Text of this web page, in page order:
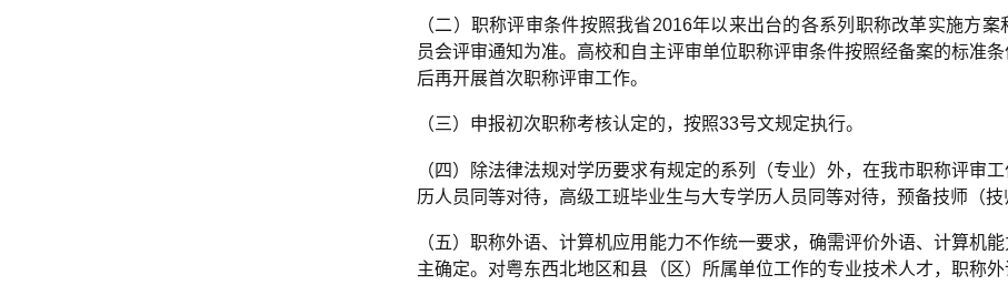
（二）职称评审条件按照我省2016年以来出台的各系列职称改革实施方
员会评审通知为准。高校和自主评审单位职称评审条件按照经备案的标准
后再开展首次职称评审工作。
（三）申报初次职称考核认定的，按照33号文规定执行。
（四）除法律法规对学历要求有规定的系列（专业）外，在我市职称评审
历人员同等对待，高级工班毕业生与大专学历人员同等对待，预备技师（
（五）职称外语、计算机应用能力不作统一要求，确需评价外语、计算机
主确定。对粤东西北地区和县（区）所属单位工作的专业技术人才，职称